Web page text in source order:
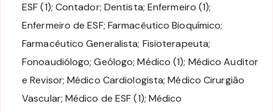
ESF (1); Contador; Dentista; Enfermeiro (1);
Enfermeiro de ESF; Farmacêutico Bioquímico;
Farmacêutico Generalista; Fisioterapeuta;
Fonoaudiólogo; Geólogo; Médico (1); Médico Auditor
e Revisor; Médico Cardiologista; Médico Cirurgião
Vascular; Médico de ESF (1); Médico